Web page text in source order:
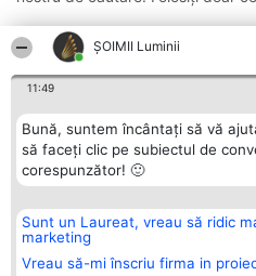
ȘOIMII Luminii
11:49
Bună, suntem încântați să vă
să faceți clic pe subiectul de
corespunzător! 🙂
Sunt un Laureat, vreau să ridic
marketing
Vreau să-mi înscriu firma in
Organizator Ranking
BRIGHT SOLUTIONS BR SRL
Aleea Timisul De Sus 2 Bl. A30
Sc. A Et. 4 Ap. 13 Cod 061952
Lista